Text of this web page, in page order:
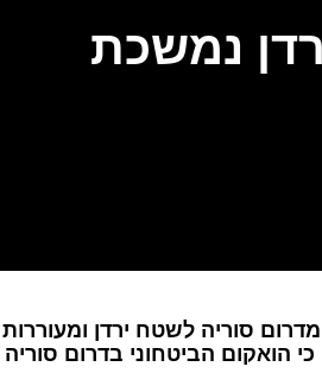
נמשכת
סוריה לשטח ירדן ומעוררות
הואקום הביטחוני בדרום סוריה